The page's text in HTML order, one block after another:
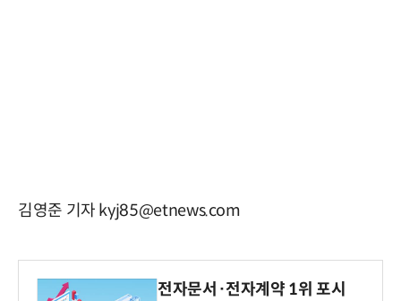
김영준 기자 kyj85@etnews.com
전자문서·전자계약 1위 포시